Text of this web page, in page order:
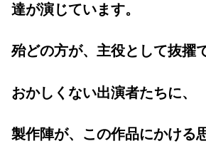
達が演じています。
殆どの方が、主役として抜擢
おかしくない出演者たちに、
製作陣が、この作品にかける